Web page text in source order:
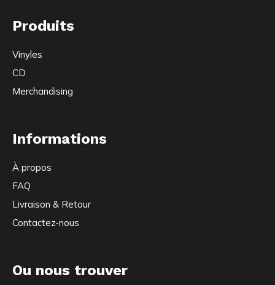
Produits
Vinyles
CD
Merchandising
Informations
À propos
FAQ
Livraison & Retour
Contactez-nous
Ou nous trouver